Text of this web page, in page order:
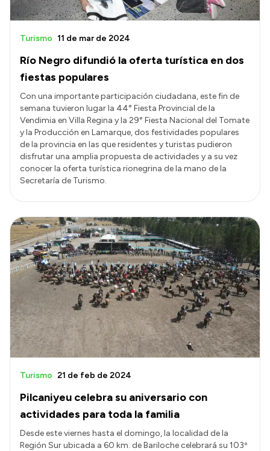
Río Negro difundió la oferta turística en dos
fiestas populares
Turismo 11 de mar de 2024
Con una importante participación ciudadana, este fin de
semana tuvieron lugar la 44° Fiesta Provincial de la
Vendimia en Villa Regina y la 29° Fiesta Nacional del Tomate
y la Producción en Lamarque, dos festividades populares
de la provincia en las que residentes y turistas pudieron
disfrutar una amplia propuesta de actividades y a su vez
conocer la oferta turística rionegrina de la mano de la
Secretaría de Turismo.
Pilcaniyeu celebra su aniversario con
actividades para toda la familia
Turismo 21 de feb de 2024
Desde este viernes hasta el domingo, la localidad de la
Región Sur ubicada a 60 km. de Bariloche celebrará su 103º